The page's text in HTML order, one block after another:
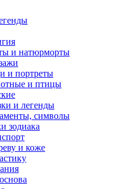
и натюрморты
и портреты
и птицы
и легенды
символы
зодиака
и коже